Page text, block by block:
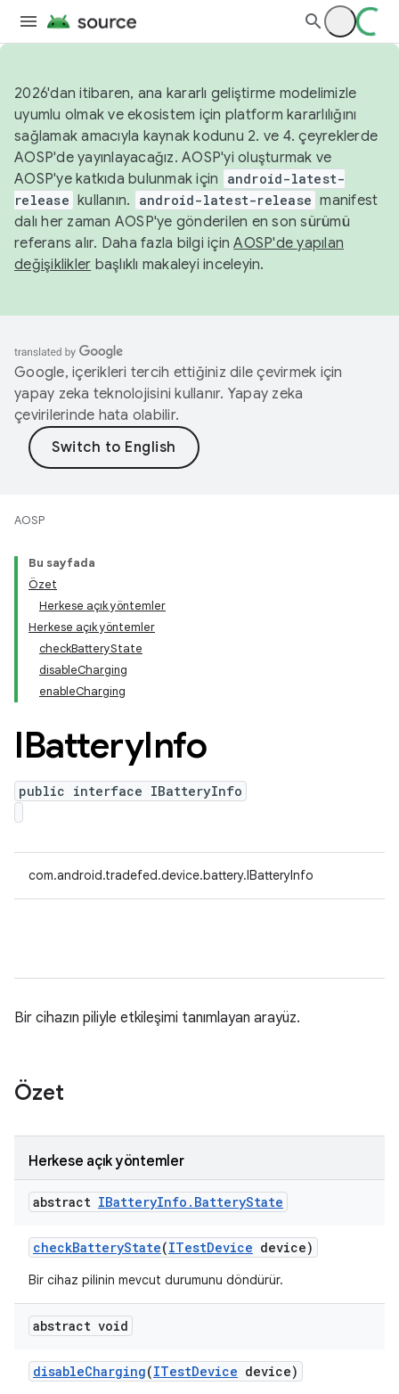
2026'dan itibaren, ana kararlı geliştirme modelimizle
uyumlu olmak ve ekosistem için platform kararlılığını
sağlamak amacıyla kaynak kodunu 2. ve 4. çeyreklerde
AOSP'de yayınlayacağız. AOSP'yi oluşturmak ve
AOSP'ye katkıda bulunmak için
android-latest-
release kullanın. android-latest-release manifest
dalı her zaman AOSP'ye gönderilen en son sürümü
referans alır. Daha fazla bilgi içinAOSP'de yapılan
değişiklikler başlıklı makaleyi inceleyin.
Google, içerikleri tercih ettiğiniz dile çevirmek için
yapay zeka teknolojisini kullanır. Yapay zeka
çevirilerinde hata olabilir.
AOSP
Bu sayfada
Özet
Herkese açık yöntemler
Herkese açık yöntemler
checkBatteryState
disableCharging
enableCharging
IBatteryInfo
public interface IBatteryInfo
com.android.tradefed.device.battery.IBatteryInfo
Bir cihazın piliyle etkileşimi tanımlayan arayüz.
Özet
Herkese açık yöntemler
abstract IBatteryInfo . BatteryState
checkBatteryState(ITestDevice device)
Bir cihaz pilinin mevcut durumunu döndürür.
abstract void
disableCharging(ITestDevice device)